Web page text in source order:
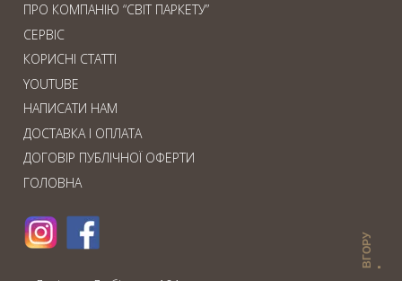
ПРО КОМПАНІЮ “СВІТ ПАРКЕТУ”
СЕРВІС
КОРИСНІ СТАТТІ
YOUTUBE
НАПИСАТИ НАМ
ДОСТАВКА І ОПЛАТА
ДОГОВІР ПУБЛІЧНОЇ ОФЕРТИ
ГОЛОВНА
ВГОРУ